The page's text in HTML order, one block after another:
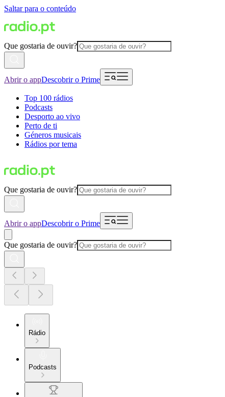
Saltar para o conteúdo
Que gostaria de ouvir?
Abrir o appDescobrir o Prime
Top 100 rádios
Podcasts
Desporto ao vivo
Perto de ti
Géneros musicais
Rádios por tema
Que gostaria de ouvir?
Abrir o appDescobrir o Prime
Que gostaria de ouvir?
Rádio
Podcasts